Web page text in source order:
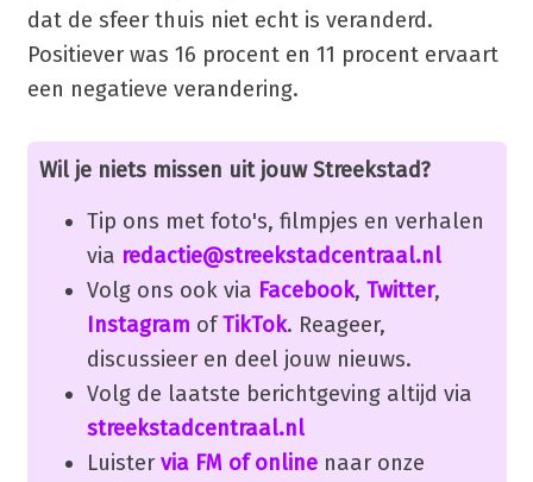
dat de sfeer thuis niet echt is veranderd.
Positiever was 16 procent en 11 procent ervaart
een negatieve verandering.
Wil je niets missen uit jouw Streekstad?
Tip ons met foto's, filmpjes en verhalen
via redactie@streekstadcentraal.nl
Volg ons ook via Facebook, Twitter,
Instagram ofTikTok. Reageer,
discussieer en deel jouw nieuws.
Volg de laatste berichtgeving altijd via
streekstadcentraal.nl
Luister via FM of onlinenaar onze